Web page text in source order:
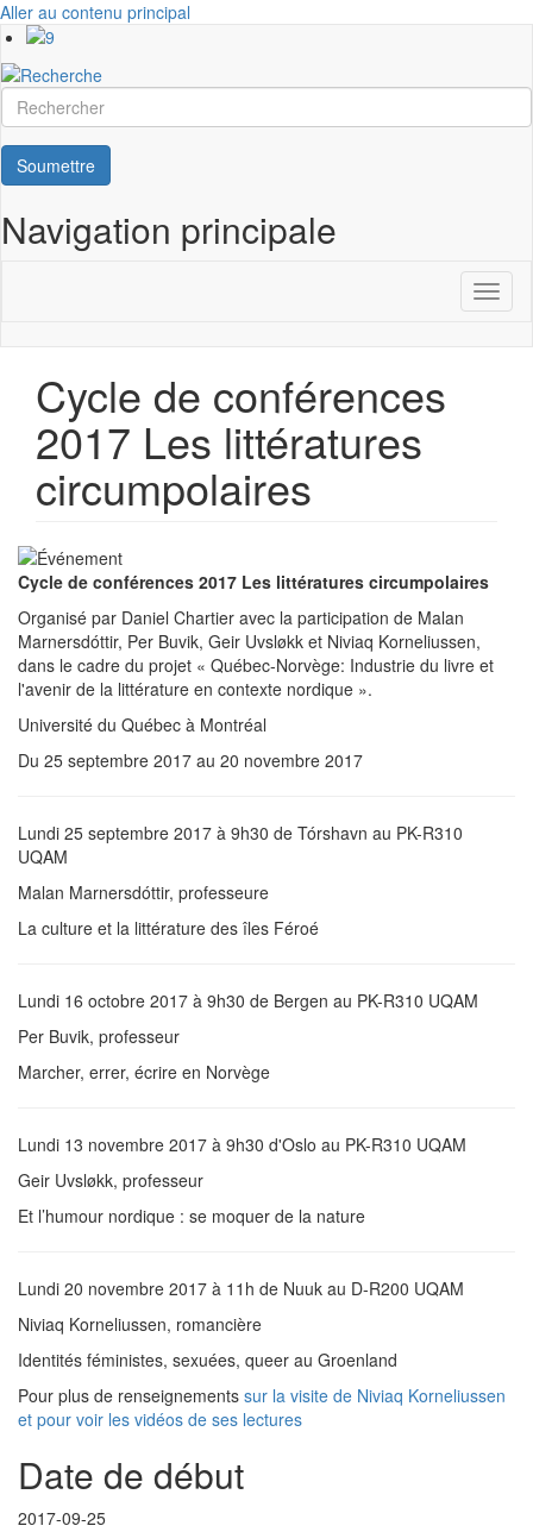
Aller au contenu principal
Rechercher
Soumettre
Navigation principale
Cycle de conférences
2017 Les littératures
circumpolaires
Cycle de conférences 2017 Les littératures circumpolaires
Organisé par Daniel Chartier avec la participation de Malan
Marnersdóttir, Per Buvik, Geir Uvsløkk et Niviaq Korneliussen,
dans le cadre du projet « Québec-Norvège: Industrie du livre et
l'avenir de la littérature en contexte nordique ».
Université du Québec à Montréal
Du 25 septembre 2017 au 20 novembre 2017
Lundi 25 septembre 2017 à 9h30 de Tórshavn au PK-R310
UQAM
Malan Marnersdóttir, professeure
La culture et la littérature des îles Féroé
Lundi 16 octobre 2017 à 9h30 de Bergen au PK-R310 UQAM
Per Buvik, professeur
Marcher, errer, écrire en Norvège
Lundi 13 novembre 2017 à 9h30 d'Oslo au PK-R310 UQAM
Geir Uvsløkk, professeur
Et l’humour nordique : se moquer de la nature
Lundi 20 novembre 2017 à 11h de Nuuk au D-R200 UQAM
Niviaq Korneliussen, romancière
Identités féministes, sexuées, queer au Groenland
Pour plus de renseignements sur la visite de Niviaq Korneliussen
et pour voir les vidéos de ses lectures
Date de début
2017-09-25